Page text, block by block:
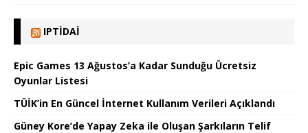
IPTIDAI
Epic Games 13 Ağustos’a Kadar Sunduğu Ücretsiz
Oyunlar Listesi
TÜİK’in En Güncel İnternet Kullanım Verileri Açıklandı
Güney Kore’de Yapay Zeka ile Oluşan Şarkıların Telif